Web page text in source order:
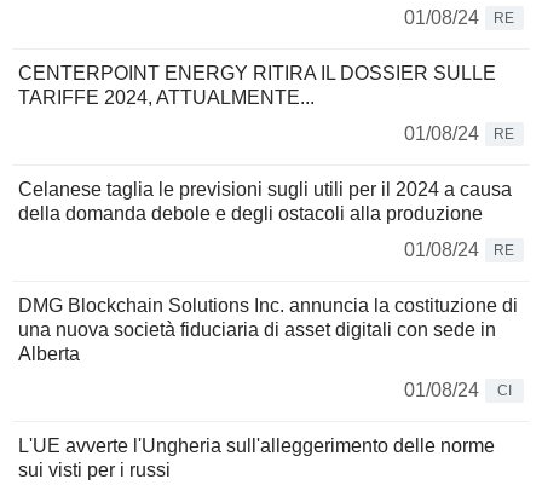
01/08/24
RE
CENTERPOINT ENERGY RITIRA IL DOSSIER SULLE
TARIFFE 2024, ATTUALMENTE...
01/08/24
RE
Celanese taglia le previsioni sugli utili per il 2024 a causa
della domanda debole e degli ostacoli alla produzione
01/08/24
RE
DMG Blockchain Solutions Inc. annuncia la costituzione di
una nuova società fiduciaria di asset digitali con sede in
Alberta
01/08/24
CI
L'UE avverte l'Ungheria sull'alleggerimento delle norme
sui visti per i russi